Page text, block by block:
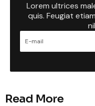
Lorem ultrices
quis. Feugiat
Read More